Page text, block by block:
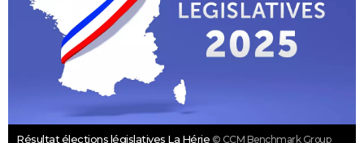
Résultat élections législatives La Hérie © CCM Benchmark Group